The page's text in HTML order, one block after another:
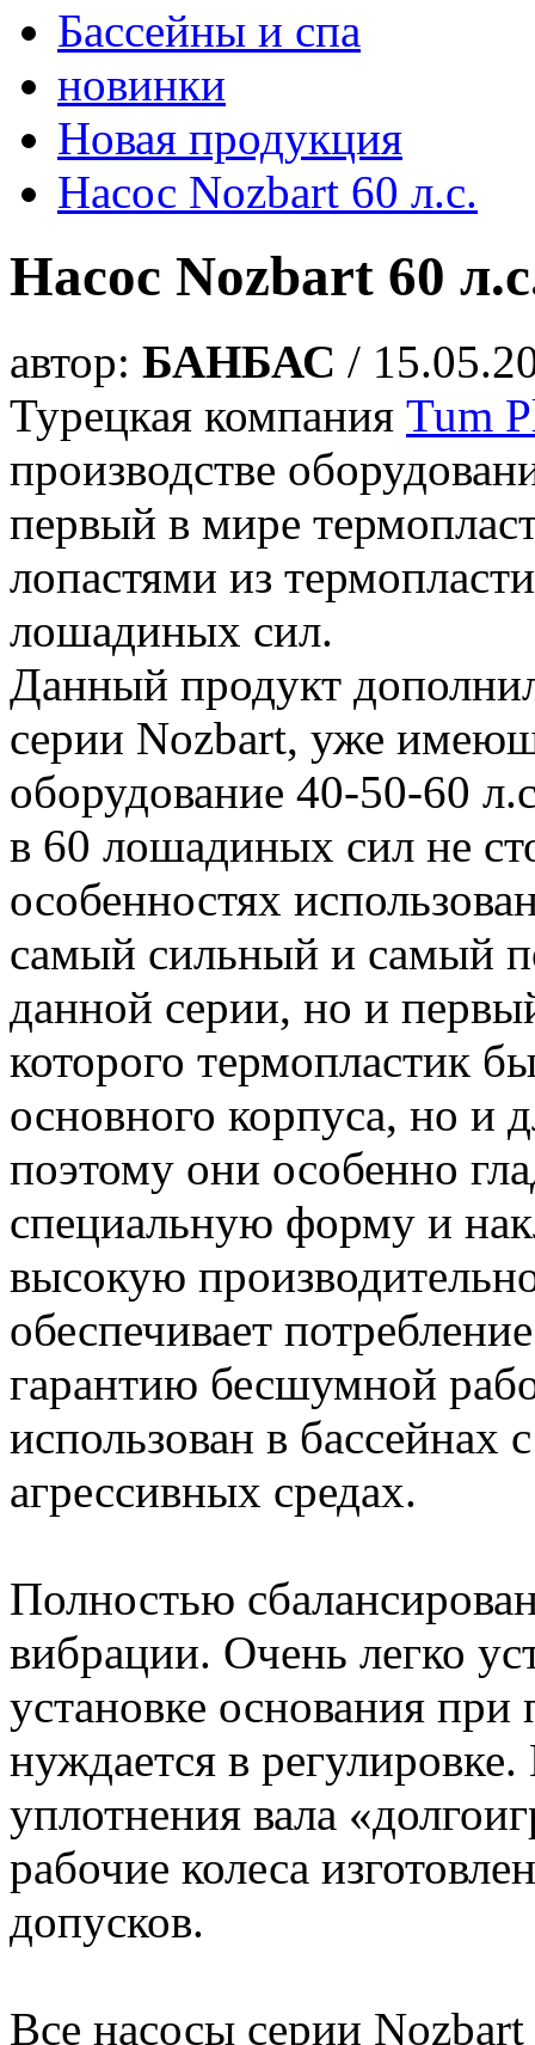
Бассейны и спа
новинки
Новая продукция
Насос Nozbart 60 л.с.
Насос Nozbart 60
автор: БАНБАС /
Турецкая компания Tum
производстве
первый в мире
лопастями из
лошадиных сил.
Данный продукт
серии Nozbart, уже
оборудование 40-50-60
в 60 лошадиных сил не
особенностях
самый сильный и самый
данной серии, но и
которого термопластик
основного корпуса, но и
поэтому они особенно
специальную форму и
высокую
обеспечивает
гарантию бесшумной
использован в бассейнах
агрессивных средах.
Полностью
вибрации. Очень легко
установке основания
нуждается в
уплотнения вала
рабочие колеса
допусков.
Все насосы серии